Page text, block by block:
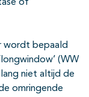
of
wordt bepaald
(WW
niet altijd de
omringende